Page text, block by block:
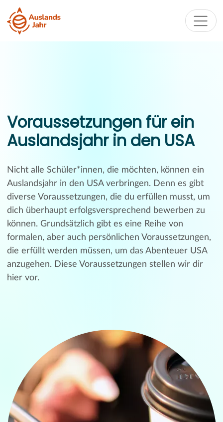
Voraussetzungen für ein
Auslandsjahr in den USA
Nicht alle Schüler*innen, die möchten, können ein
Auslandsjahr in den USA verbringen. Denn es gibt
diverse Voraussetzungen, die du erfüllen musst, um
dich überhaupt erfolgsversprechend bewerben zu
können. Grundsätzlich gibt es eine Reihe von
formalen, aber auch persönlichen Voraussetzungen,
die erfüllt werden müssen, um das Abenteuer USA
anzugehen. Diese Voraussetzungen stellen wir dir
hier vor.